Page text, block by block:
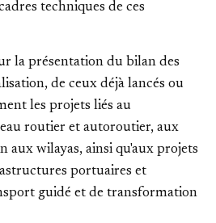
techniques de ces
la présentation du bilan des
de ceux déjà lancés ou
les projets liés au
routier et autoroutier, aux
aux wilayas, ainsi qu'aux projets
portuaires et
guidé et de transformation